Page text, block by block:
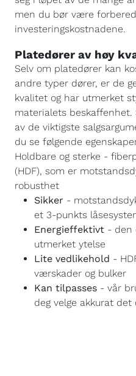
men du bør være
investeringskostnadene.
Platedører av høy
Selv om platedører kan
andre typer dører, er de
kvalitet og har utmerket
materialets beskaffenhet.
av de viktigste
du se følgende
Holdbare og sterke -
(HDF), som er
robusthet
Sikker -
et 3-punkts
Energieffektivt - den
utmerket ytelse
Lite vedlikehold -
værskader og bulker
Kan tilpasses - vår
deg velge akkurat det